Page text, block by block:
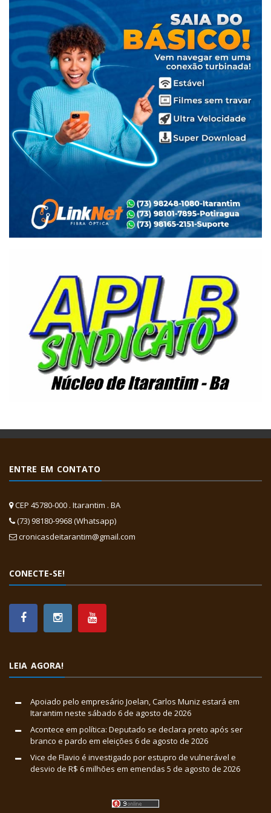
ENTRE EM CONTATO
CEP 45780-000 . Itarantim . BA
(73) 98180-9968 (Whatsapp)
cronicasdeitarantim@gmail.com
CONECTE-SE!
LEIA AGORA!
Apoiado pelo empresário Joelan, Carlos Muniz estará em
Itarantim neste sábado 6 de agosto de 2026
Acontece em política: Deputado se declara preto após ser
branco e pardo em eleições 6 de agosto de 2026
Vice de Flavio é investigado por estupro de vulnerável e
desvio de R$ 6 milhões em emendas 5 de agosto de 2026